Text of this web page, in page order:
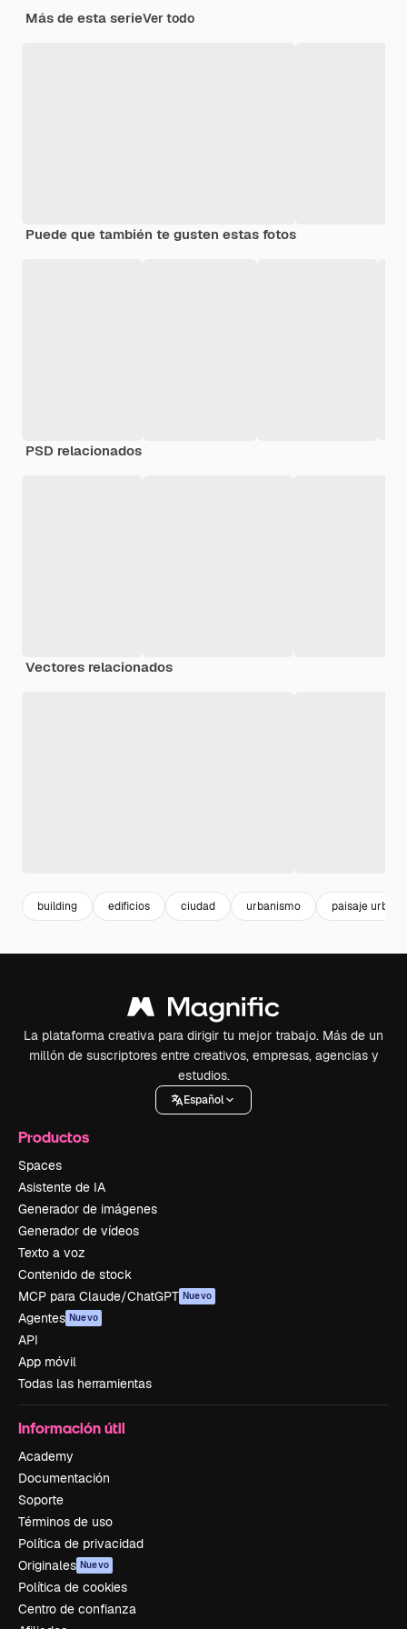
Más de esta serieVer todo
Puede que también te gusten estas fotos
PSD relacionados
Vectores relacionados
building edificios ciudad urbanismo paisaje urbano
La plataforma creativa para dirigir tu mejor trabajo. Más de un
millón de suscriptores entre creativos, empresas, agencias y
estudios.
Español
Productos
Spaces
Asistente de IA
Generador de imágenes
Generador de vídeos
Texto a voz
Contenido de stock
MCP para Claude/ChatGPT Nuevo
Agentes Nuevo
API
App móvil
Todas las herramientas
Información útil
Academy
Documentación
Soporte
Términos de uso
Política de privacidad
Originales Nuevo
Política de cookies
Centro de confianza